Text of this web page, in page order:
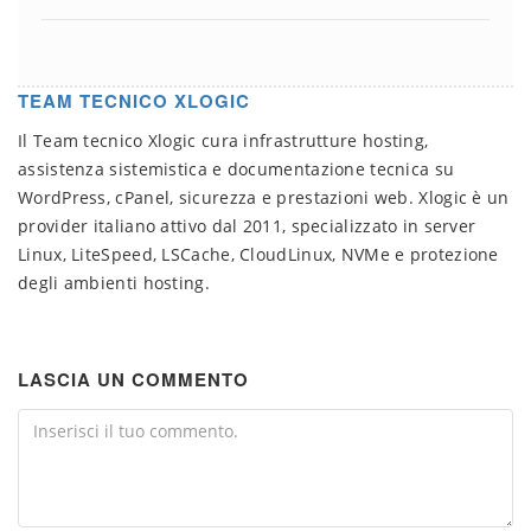
TEAM TECNICO XLOGIC
Il Team tecnico Xlogic cura infrastrutture hosting,
assistenza sistemistica e documentazione tecnica su
WordPress, cPanel, sicurezza e prestazioni web. Xlogic è un
provider italiano attivo dal 2011, specializzato in server
Linux, LiteSpeed, LSCache, CloudLinux, NVMe e protezione
degli ambienti hosting.
LASCIA UN COMMENTO
Comment